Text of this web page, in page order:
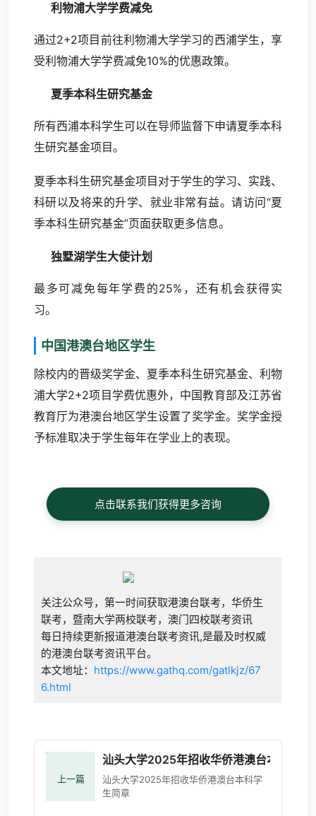
利物浦大学学费减免
通过2+2项目前往利物浦大学学习的西浦学生，享
受利物浦大学学费减免10%的优惠政策。
夏季本科生研究基金
所有西浦本科学生可以在导师监督下申请夏季本科
生研究基金项目。
夏季本科生研究基金项目对于学生的学习、实践、
科研以及将来的升学、就业非常有益。请访问“夏
季本科生研究基金”页面获取更多信息。
独墅湖学生大使计划
最多可减免每年学费的25%，还有机会获得实
习。
中国港澳台地区学生
除校内的晋级奖学金、夏季本科生研究基金、利物
浦大学2+2项目学费优惠外，中国教育部及江苏省
教育厅为港澳台地区学生设置了奖学金。奖学金授
予标准取决于学生每年在学业上的表现。
点击联系我们获得更多咨询
关注公众号，第一时间获取港澳台联考，华侨生
联考，暨南大学两校联考，澳门四校联考资讯
每日持续更新报道港澳台联考资讯,是最及时权威
的港澳台联考资讯平台。
本文地址： https://www.gathq.com/gatlkjz/67
6.html
上一篇
汕头大学2025年招收华侨港澳台本科学生
汕头大学2025年招收华侨港澳台本科学
生简章